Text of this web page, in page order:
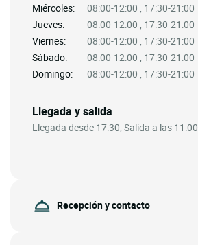
Miércoles:
08:00-12:00 , 17:30-21:00
Jueves:
08:00-12:00 , 17:30-21:00
Viernes:
08:00-12:00 , 17:30-21:00
Sábado:
08:00-12:00 , 17:30-21:00
Domingo:
08:00-12:00 , 17:30-21:00
Llegada y salida
Llegada desde 17:30, Salida a las 11:00
Recepción y contacto